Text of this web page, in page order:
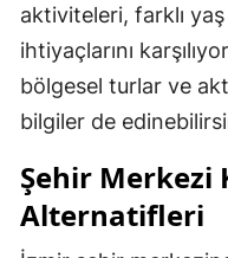
aktiviteleri, farklı
ihtiyaçlarını
bölgesel turlar ve
bilgiler de
Şehir Merkezi
Alternatifleri